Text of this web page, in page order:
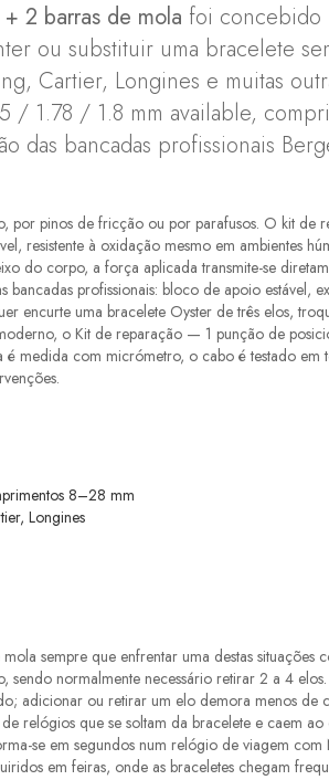
2 barras de mola foi concebido
ou substituir uma bracelete
Cartier, Longines e muitas
1.78 / 1.8 mm available,
das bancadas profissionais
por pinos de fricção ou por parafusos. O kit
resistente à oxidação mesmo em ambientes
do corpo, a força aplicada transmite-se
profissionais: bloco de apoio estável,
encurte uma bracelete Oyster de três elos,
o Kit de reparação — 1 punção de
medida com micrómetro, o cabo é testado
8–28 mm
Longines
sempre que enfrentar uma destas
normalmente necessário retirar 2 a 4
adicionar ou retirar um elo demora menos de
relógios que se soltam da bracelete e caem
se em segundos num relógio de viagem
em feiras, onde as braceletes chegam